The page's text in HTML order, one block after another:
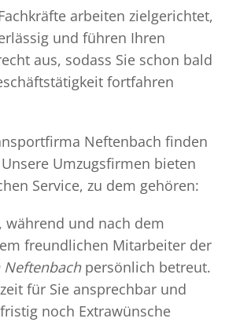
arbeiten zielgerichtet,
und führen Ihren
aus, sodass Sie schon bald
fortfahren
Neftenbach finden
Umzugsfirmen bieten
Service, zu dem gehören:
während und nach dem
freundlichen Mitarbeiter der
persönlich betreut.
für Sie ansprechbar und
noch Extrawünsche